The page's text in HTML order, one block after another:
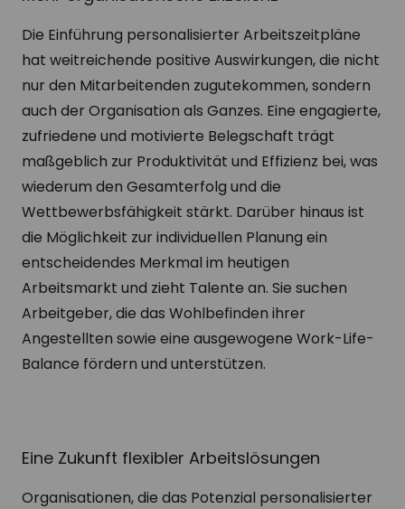
Die Einführung personalisierter Arbeitszeitpläne
hat weitreichende positive Auswirkungen, die nicht
nur den Mitarbeitenden zugutekommen, sondern
auch der Organisation als Ganzes. Eine engagierte,
zufriedene und motivierte Belegschaft trägt
maßgeblich zur Produktivität und Effizienz bei, was
wiederum den Gesamterfolg und die
Wettbewerbsfähigkeit stärkt. Darüber hinaus ist
die Möglichkeit zur individuellen Planung ein
entscheidendes Merkmal im heutigen
Arbeitsmarkt und zieht Talente an. Sie suchen
Arbeitgeber, die das Wohlbefinden ihrer
Angestellten sowie eine ausgewogene Work-Life-
Balance fördern und unterstützen.
Eine Zukunft flexibler Arbeitslösungen
Organisationen, die das Potenzial personalisierter